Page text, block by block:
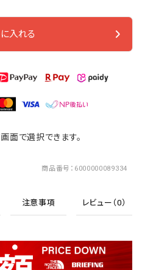
入れる
面で選択できます。
商品番号 6000000089334
注意事項 レビュー（0）